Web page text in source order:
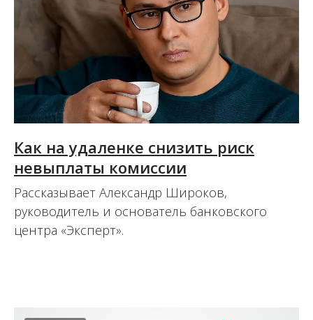
Как на удаленке снизить риск
невыплаты комиссии
Рассказывает Александр Широков,
руководитель и основатель банковского
центра «Эксперт».